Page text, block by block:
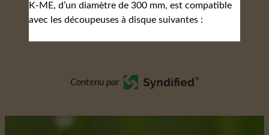
K-ME, d’un diamètre de 300 mm, est compatible
avec les découpeuses à disque suivantes :
Contenu par